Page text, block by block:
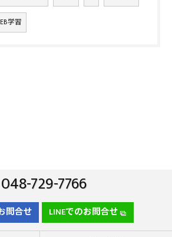
学習
048-729-7766
問合せ LINEでのお問合せ